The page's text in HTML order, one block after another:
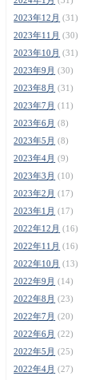
2023年12月 (31)
2023年11月 (30)
2023年10月 (31)
2023年9月 (30)
2023年8月 (31)
2023年7月 (11)
2023年6月 (8)
2023年5月 (8)
2023年4月 (9)
2023年3月 (10)
2023年2月 (17)
2023年1月 (17)
2022年12月 (16)
2022年11月 (16)
2022年10月 (13)
2022年9月 (14)
2022年8月 (23)
2022年7月 (20)
2022年6月 (22)
2022年5月 (25)
2022年4月 (27)